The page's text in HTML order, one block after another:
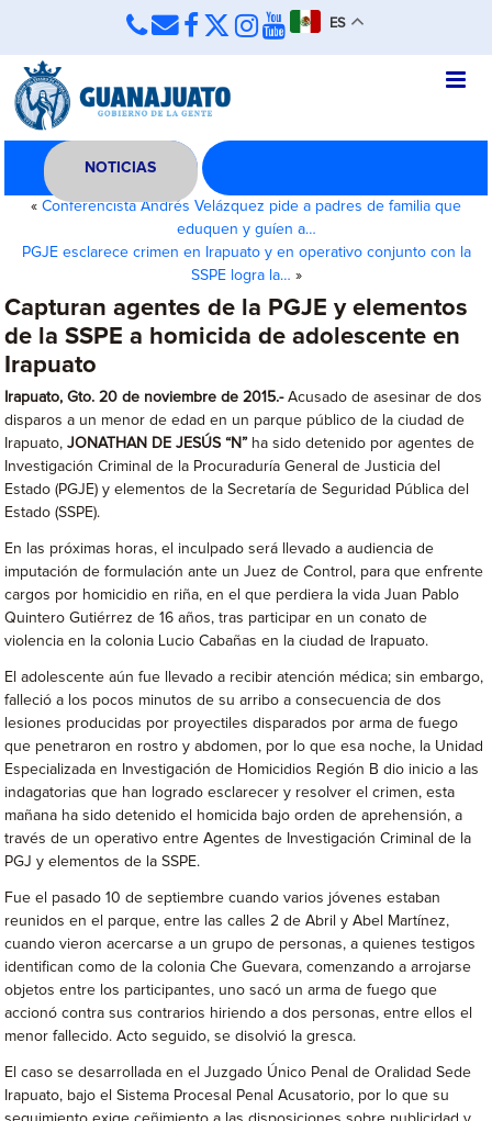
ES
NOTICIAS
« Conferencista Andrés Velázquez pide a padres de familia que
eduquen y guíen a…
PGJE esclarece crimen en Irapuato y en operativo conjunto con la
SSPE logra la… »
Capturan agentes de la PGJE y elementos
de la SSPE a homicida de adolescente en
Irapuato
Irapuato, Gto. 20 de noviembre de 2015.-Acusado de asesinar de dos
disparos a un menor de edad en un parque público de la ciudad de
Irapuato,JONATHAN DE JESÚS “N” ha sido detenido por agentes de
Investigación Criminal de la Procuraduría General de Justicia del
Estado (PGJE) y elementos de la Secretaría de Seguridad Pública del
Estado (SSPE).
En las próximas horas, el inculpado será llevado a audiencia de
imputación de formulación ante un Juez de Control, para que enfrente
cargos por homicidio en riña, en el que perdiera la vida Juan Pablo
Quintero Gutiérrez de 16 años, tras participar en un conato de
violencia en la colonia Lucio Cabañas en la ciudad de Irapuato.
El adolescente aún fue llevado a recibir atención médica; sin embargo,
falleció a los pocos minutos de su arribo a consecuencia de dos
lesiones producidas por proyectiles disparados por arma de fuego
que penetraron en rostro y abdomen, por lo que esa noche, la Unidad
Especializada en Investigación de Homicidios Región B dio inicio a las
indagatorias que han logrado esclarecer y resolver el crimen, esta
mañana ha sido detenido el homicida bajo orden de aprehensión, a
través de un operativo entre Agentes de Investigación Criminal de la
PGJ y elementos de la SSPE.
Fue el pasado 10 de septiembre cuando varios jóvenes estaban
reunidos en el parque, entre las calles 2 de Abril y Abel Martínez,
cuando vieron acercarse a un grupo de personas, a quienes testigos
identifican como de la colonia Che Guevara, comenzando a arrojarse
objetos entre los participantes, uno sacó un arma de fuego que
accionó contra sus contrarios hiriendo a dos personas, entre ellos el
menor fallecido. Acto seguido, se disolvió la gresca.
El caso se desarrollada en el Juzgado Único Penal de Oralidad Sede
Irapuato, bajo el Sistema Procesal Penal Acusatorio, por lo que su